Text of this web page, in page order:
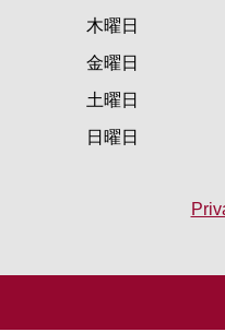
木曜日
金曜日
土曜日
日曜日